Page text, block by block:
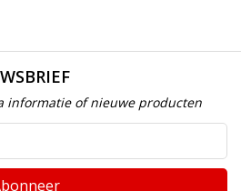
informatie of nieuwe producten